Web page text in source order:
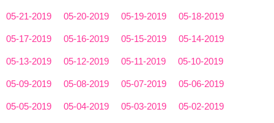
05-21-2019 05-20-2019 05-19-2019 05-18-2019
05-17-2019 05-16-2019 05-15-2019 05-14-2019
05-13-2019 05-12-2019 05-11-2019 05-10-2019
05-09-2019 05-08-2019 05-07-2019 05-06-2019
05-05-2019 05-04-2019 05-03-2019 05-02-2019